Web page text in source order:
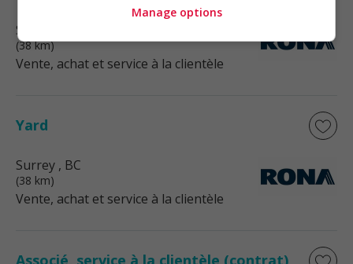
Surrey
(38 km)
Vente, achat et service à la clientèle
Yard
Surrey , BC
(38 km)
Vente, achat et service à la clientèle
Associé, service à la clientèle (contrat)
Manage options